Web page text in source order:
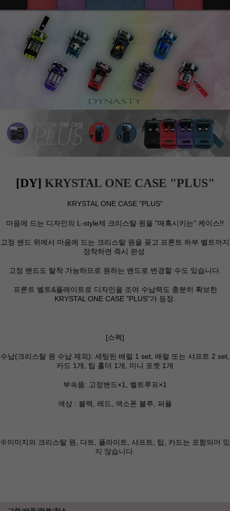
[DY] KRYSTAL ONE CASE "PLUS"
KRYSTAL ONE CASE "PLUS"
마음에 드는 디자인의 L-style제 크리스탈 원을 "매혹시키는" 케이스!!
고정 밴드 위에서 마음에 드는 크리스탈 원을 꽂고 프론트 하부 벨트까지
장착하면 즉시 완성.
고정 밴드도 탈착 가능하므로 원하는 밴드로 변경할 수도 있습니다.
프론트 벨트&플레이트로 디자인을 조여 수납력도 충분히 확보한
KRYSTAL ONE CASE "PLUS"가 등장.
[스펙]
수납(크리스탈 원 수납 제외): 세팅된 배럴 1 set, 배럴 또는 샤프트 2 set,
카드 1개, 팁 홀더 1개, 미니 포켓 1개
부속품: 고정밴드×1, 벨트루프×1
색상 : 블랙, 레드, 색소폰 블루, 퍼플
※이미지의 크리스탈 원, 다트, 플라이트, 샤프트, 팁, 카드는 포함되어 있
지 않습니다.